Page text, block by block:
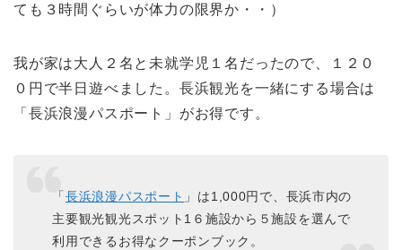
ても３時間ぐらいが体力の限界か・・）
我が家は大人２名と未就学児１名だったので、１２０
０円で半日遊べました。長浜観光を一緒にする場合は
「長浜浪漫パスポート」がお得です。
「長浜浪漫パスポート 」は1,000円で、長浜市内の
主要観光観光スポット1６施設から５施設を選んで
利用できるお得なクーポンブック。